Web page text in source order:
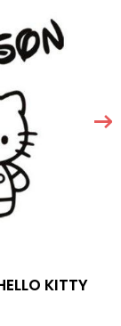
KITTY